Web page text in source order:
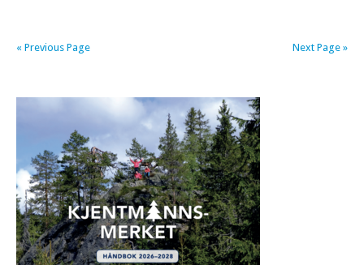
« Previous Page Next Page »